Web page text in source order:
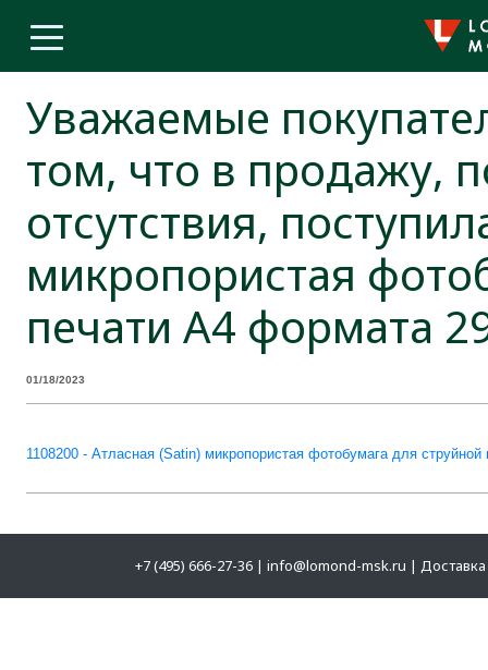
Уважаемые
том, что в продажу,
отсутствия,
микропористая
печати A4 формата
01/18/2023
1108200 - Атласная (Satin) микропористая фотобумага для
+7 (495) 666-27-36| info@lomond-msk.ru |